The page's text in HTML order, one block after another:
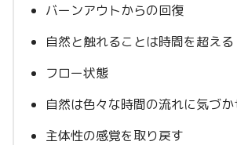
バーンアウトからの回復
自然と触れることは時間を超える
フロー状態
自然は色々な時間の流れに気づ
主体性の感覚を取り戻す